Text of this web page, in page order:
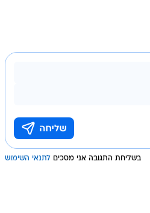
בשליחת התגובה אני מסכים לתנאי השימוש